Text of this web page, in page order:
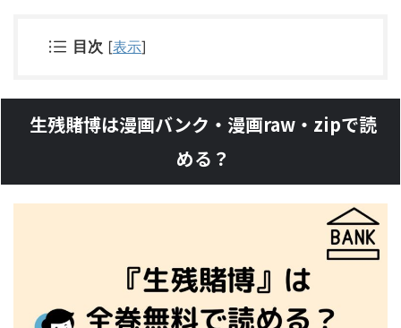
目次 [表示]
生残賭博は漫画バンク・漫画raw・zipで読
める？